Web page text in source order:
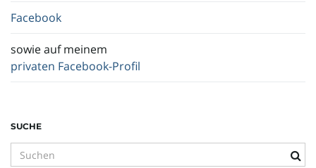
Facebook
sowie auf meinem
privaten Facebook-Profil
SUCHE